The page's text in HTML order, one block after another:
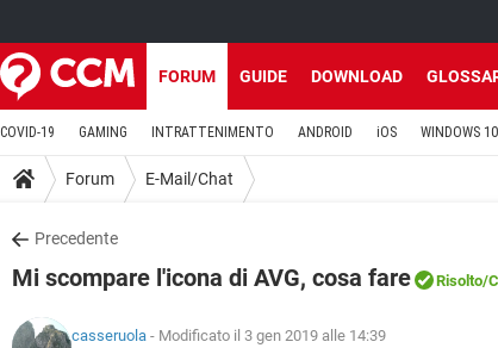
FORUM GUIDE DOWNLOAD
COVID-19 GAMING INTRATTENIMENTO ANDROID iOS WINDOWS 10
Forum E-Mail/Chat
Precedente
Mi scompare l'icona di AVG, cosa fare Risolto/
casseruola - Modificato il 3 gen 2019 alle 14:39